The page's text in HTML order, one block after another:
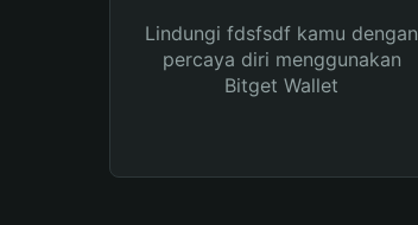
Lindungi fdsfsdf kamu dengan
percaya diri menggunakan
Bitget Wallet